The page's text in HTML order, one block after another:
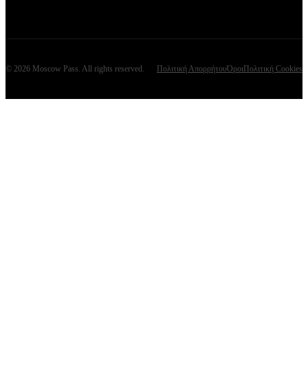
© 2026 Moscow Pass . All rights reserved. Πολιτική ΑπορρήτουΌροιΠολιτική Cookies